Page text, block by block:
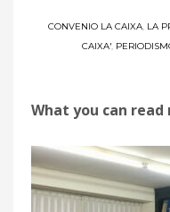
CONVENIO LA CAIXA, LA
CAIXA',
What you can read